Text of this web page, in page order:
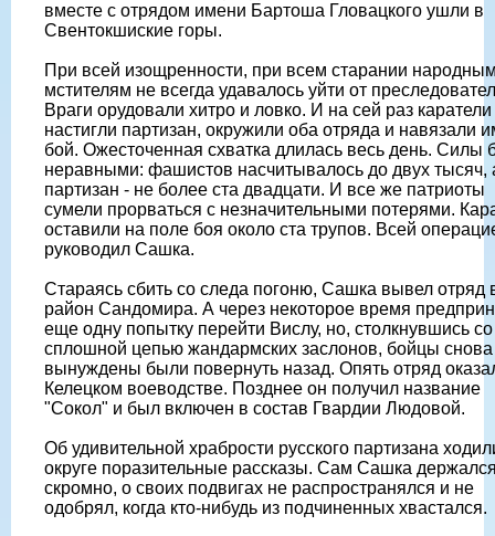
вместе с отрядом имени Бартоша Гловацкого ушли в
Свентокшиские горы.
При всей изощренности, при всем старании
мстителям не всегда удавалось уйти от
Враги орудовали хитро и ловко. И на сей раз каратели
настигли партизан, окружили оба отряда и навязали
бой. Ожесточенная схватка длилась весь день. Силы
неравными: фашистов насчитывалось до двух тысяч,
партизан - не более ста двадцати. И все же патриоты
сумели прорваться с незначительными потерями.
оставили на поле боя около ста трупов. Всей
руководил Сашка.
Стараясь сбить со следа погоню, Сашка вывел отряд
район Сандомира. А через некоторое время
еще одну попытку перейти Вислу, но, столкнувшись со
сплошной цепью жандармских заслонов, бойцы снова
вынуждены были повернуть назад. Опять отряд
Келецком воеводстве. Позднее он получил название
"Сокол" и был включен в состав Гвардии Людовой.
Об удивительной храбрости русского партизана
округе поразительные рассказы. Сам Сашка
скромно, о своих подвигах не распространялся и не
одобрял, когда кто-нибудь из подчиненных хвастался.